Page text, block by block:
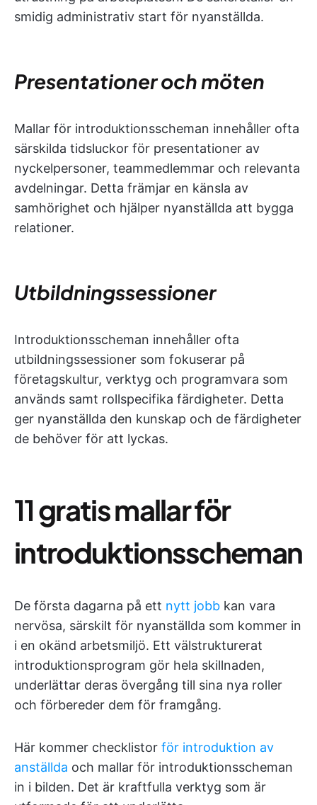
smidig administrativ start för nyanställda.
Presentationer och möten
Mallar för introduktionsscheman innehåller ofta
särskilda tidsluckor för presentationer av
nyckelpersoner, teammedlemmar och relevanta
avdelningar. Detta främjar en känsla av
samhörighet och hjälper nyanställda att bygga
relationer.
Utbildningssessioner
Introduktionsscheman innehåller ofta
utbildningssessioner som fokuserar på
företagskultur, verktyg och programvara som
används samt rollspecifika färdigheter. Detta
ger nyanställda den kunskap och de färdigheter
de behöver för att lyckas.
11gratis mallar för
introduktionsscheman
De första dagarna på ett nytt jobb kan vara
nervösa, särskilt för nyanställda som kommer in
i en okänd arbetsmiljö. Ett välstrukturerat
introduktionsprogram gör hela skillnaden,
underlättar deras övergång till sina nya roller
och förbereder dem för framgång.
Här kommer checklistor för introduktion av
anställda och mallar för introduktionsscheman
in i bilden. Det är kraftfulla verktyg som är